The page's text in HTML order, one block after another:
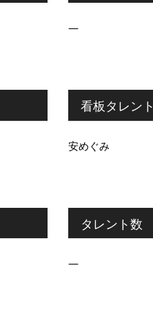
―
看板タレント
安めぐみ
タレント数
―